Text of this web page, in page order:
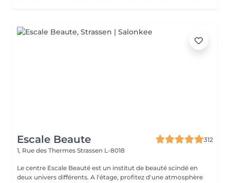
Escale Beaute
312
1, Rue des Thermes Strassen L-8018
Le centre Escale Beauté est un institut de beauté scindé en
deux univers différents. A l'étage, profitez d'une atmosphère